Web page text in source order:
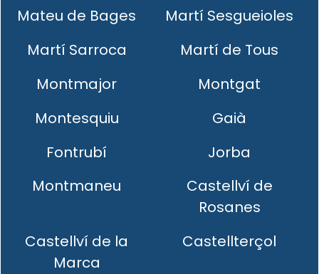
Mateu de Bages
Martí Sesgueioles
Martí Sarroca
Martí de Tous
Montmajor
Montgat
Montesquiu
Gaià
Fontrubí
Jorba
Montmaneu
Castellví de
Rosanes
Castellví de la
Marca
Castellterçol